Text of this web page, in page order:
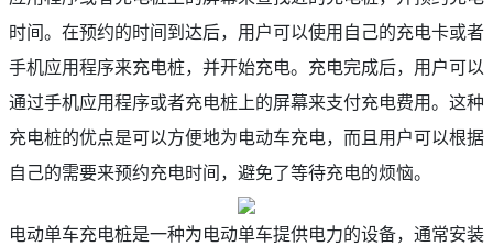
时间。在预约的时间到达后，用户可以使用自己的充电卡或者
手机应用程序来充电桩，并开始充电。充电完成后，用户可以
通过手机应用程序或者充电桩上的屏幕来支付充电费用。这种
充电桩的优点是可以方便地为电动车充电，而且用户可以根据
自己的需要来预约充电时间，避免了等待充电的烦恼。
电动单车充电桩是一种为电动单车提供电力的设备，通常安装